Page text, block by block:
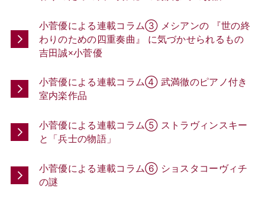
小菅優による連載コラム③ メシアンの 『世の終
わりのための四重奏曲』 に気づかせられるもの
吉田誠×小菅優
小菅優による連載コラム④ 武満徹のピアノ付き
室内楽作品
小菅優による連載コラム⑤ ストラヴィンスキー
と「兵士の物語」
小菅優による連載コラム➅ ショスタコーヴィチ
の謎